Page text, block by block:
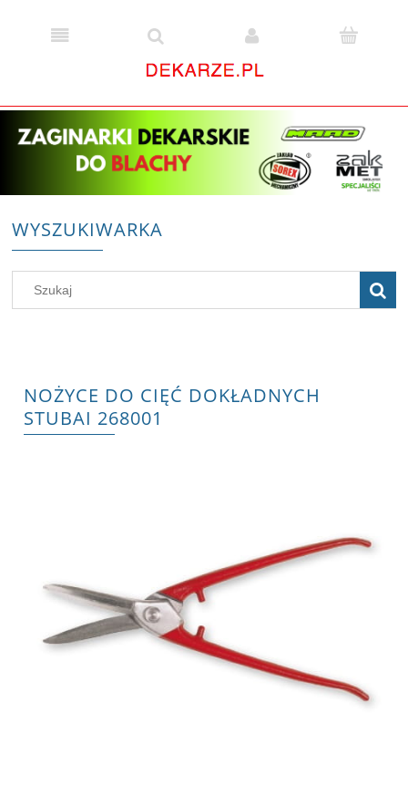
WYSZUKIWARKA
NOŻYCE DO CIĘĆ DOKŁADNYCH
STUBAI 268001